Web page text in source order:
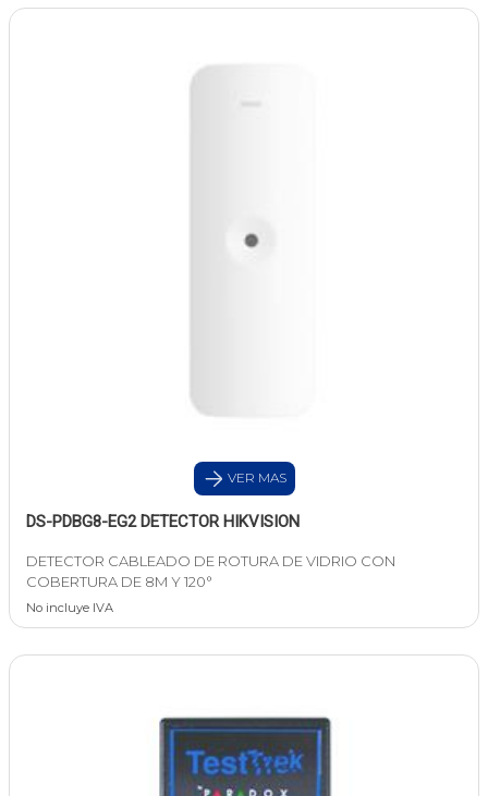
VER MAS
DS-PDBG8-EG2 DETECTOR HIKVISION
DETECTOR CABLEADO DE ROTURA DE VIDRIO CON
COBERTURA DE 8M Y 120°
No incluye IVA